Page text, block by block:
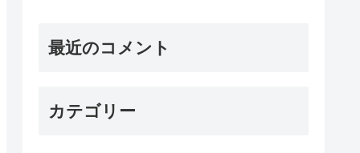
最近のコメント
カテゴリー